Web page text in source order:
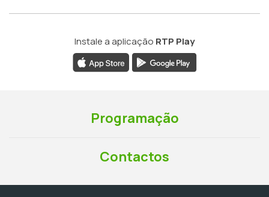
Instale a aplicação RTP Play
Programação
Contactos